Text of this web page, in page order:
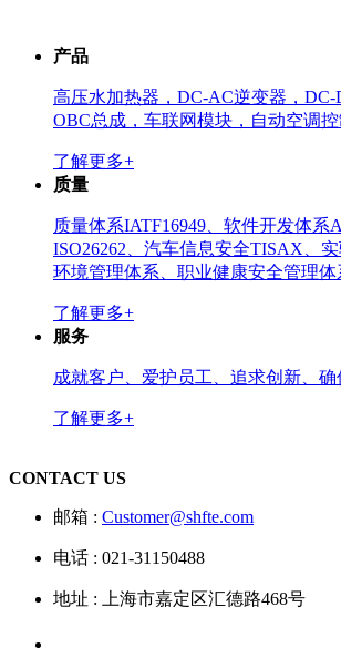
产品
高压水加热器，DC-AC逆变器，
OBC总成，车联网模块，自动空调控
了解更多+
质量
质量体系IATF16949、软件开发体系
ISO26262、汽车信息安全TISAX、实
环境管理体系、职业健康安全管理体
了解更多+
服务
成就客户、爱护员工、追求创新、确
了解更多+
CONTACT US
邮箱 : Customer@shfte.com
电话 : 021-31150488
地址 : 上海市嘉定区汇德路468号